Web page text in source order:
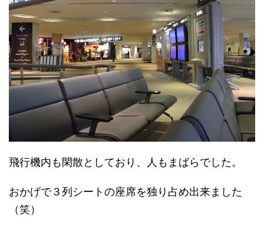
飛行機内も閑散としており、人もまばらでした。
おかげで３列シートの座席を独り占め出来ました
（笑）